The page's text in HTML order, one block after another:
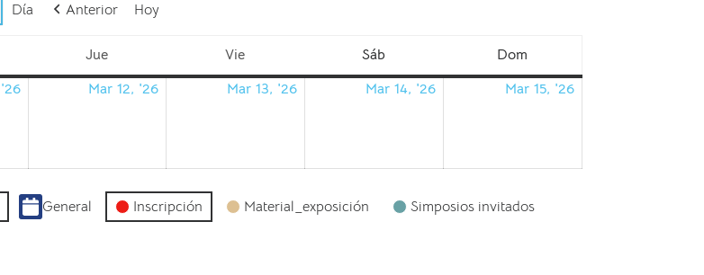
Día Anterior Hoy
Jue Vie Sáb Dom
'26 11/03/2026Mar 12, '26 12/03/2026Mar 13, '26 13/03/2026Mar 14, '26 14/03/2026Mar 15, '26
General Inscripción Material_exposición
Simposios invitados